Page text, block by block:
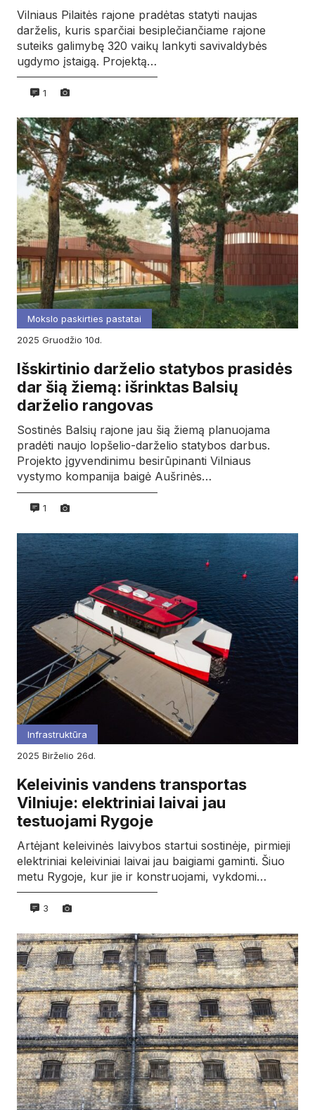
Vilniaus Pilaitės rajone pradėtas statyti naujas
darželis, kuris sparčiai besiplečiančiame rajone
suteiks galimybę 320 vaikų lankyti savivaldybės
ugdymo įstaigą. Projektą…
1
Mokslo paskirties pastatai
2025
gruodžio 10d.
Išskirtinio darželio statybos prasidės
dar šią žiemą: išrinktas Balsių
darželio rangovas
Sostinės Balsių rajone jau šią žiemą planuojama
pradėti naujo lopšelio-darželio statybos darbus.
Projekto įgyvendinimu besirūpinanti Vilniaus
vystymo kompanija baigė Aušrinės…
1
Infrastruktūra
2025
birželio 26d.
Keleivinis vandens transportas
Vilniuje: elektriniai laivai jau
testuojami Rygoje
Artėjant keleivinės laivybos startui sostinėje, pirmieji
elektriniai keleiviniai laivai jau baigiami gaminti. Šiuo
metu Rygoje, kur jie ir konstruojami, vykdomi…
3